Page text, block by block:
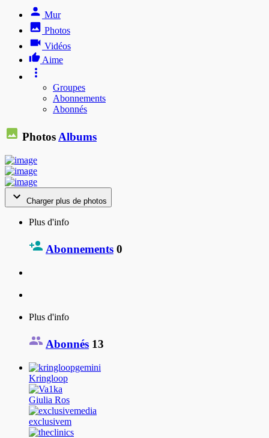
Mur
Photos
Vidéos
Aime
Groupes
Abonnements
Abonnés
Photos Albums
Charger plus de photos
Plus d'info
Abonnements 0
Plus d'info
Abonnés 13
Kringloop
Giulia Ros
exclusivem